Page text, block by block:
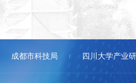
成都市科技局 四川大学产业